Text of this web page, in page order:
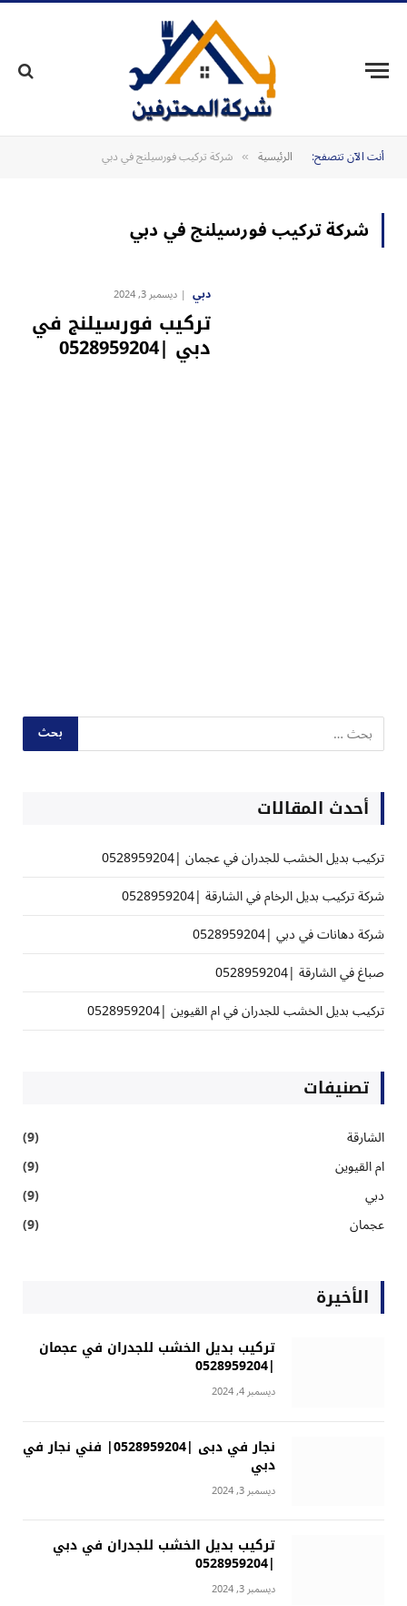
أنت الآن تتصفح: الرئيسية » شركة تركيب فورسيلنج في دبي
شركة تركيب فورسيلنج في دبي
دبي ديسمبر 3, 2024
تركيب فورسيلنج في
دبي |0528959204
أحدث المقالات
تركيب بديل الخشب للجدران في عجمان |0528959204
شركة تركيب بديل الرخام في الشارقة |0528959204
شركة دهانات في دبي |0528959204
صباغ في الشارقة |0528959204
تركيب بديل الخشب للجدران في ام القيوين |0528959204
تصنيفات
الشارقة
(9)
ام القيوين
(9)
دبي
(9)
عجمان
(9)
الأخيرة
تركيب بديل الخشب للجدران في عجمان
|0528959204
ديسمبر 4, 2024
نجار في دبى |0528959204| فني نجار في
دبي
ديسمبر 3, 2024
تركيب بديل الخشب للجدران في دبي
|0528959204
ديسمبر 3, 2024